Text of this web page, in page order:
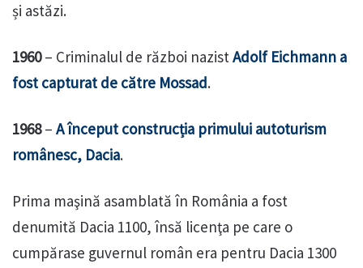
și astăzi.
1960– Criminalul de război nazistAdolf Eichmann a
fost capturat de către Mossad.
1968– A început construcția primului autoturism
românesc, Dacia.
Prima maşină asamblată în România a fost
denumită Dacia 1100, însă licenţa pe care o
cumpărase guvernul român era pentru Dacia 1300